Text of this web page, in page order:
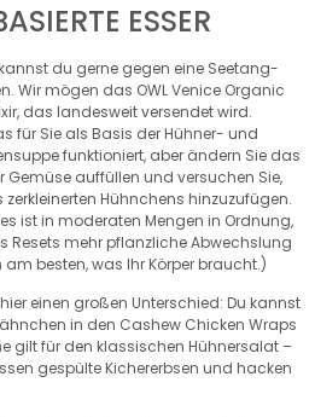
ESSER
du gerne gegen eine Seetang-
Wir mögen das OWL Venice Organic
das landesweit versendet wird.
für Sie als Basis der Hühner- und
funktioniert, aber ändern Sie das
Gemüse auffüllen und versuchen Sie,
Hühnchens hinzuzufügen.
ist in moderaten Mengen in Ordnung,
Resets mehr pflanzliche Abwechslung
besten, was Ihr Körper braucht.)
einen großen Unterschied: Du kannst
in den Cashew Chicken Wraps
gilt für den klassischen Hühnersalat –
gespülte Kichererbsen und hacken